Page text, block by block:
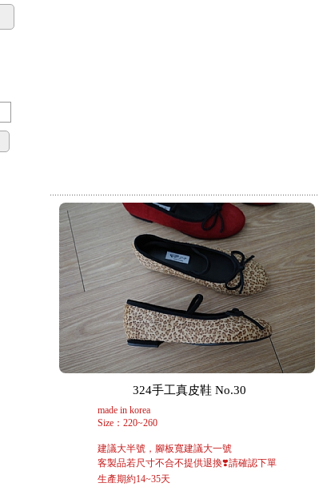
324手工真皮鞋 No.30
made in korea
Size：220~260
建議大半號，腳板寬建議大一號
客製品若尺寸不合不提供退換❣️請確認下單
生產期約14~35天